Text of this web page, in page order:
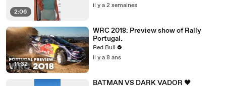
2:06
il y a 2 semaines
11:32
WRC 2018: Preview show of Rally
Portugal.
Red Bull
il y a 8 ans
BATMAN VS DARK VADOR 🖤